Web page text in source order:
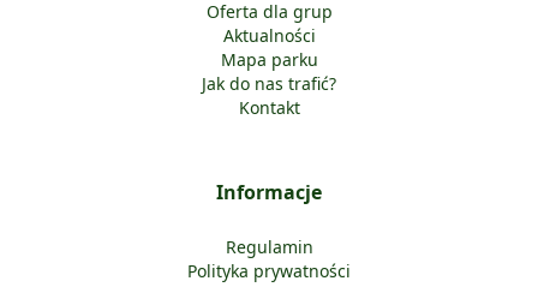
Oferta dla grup
Aktualności
Mapa parku
Jak do nas trafić?
Kontakt
Informacje
Regulamin
Polityka prywatności